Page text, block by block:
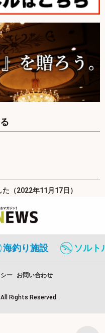
（2022年11月17日）
海釣り施設 ソルト
ー お問い合わせ
All Rights Reserved.